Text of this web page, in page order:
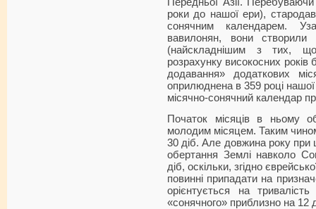
роки до нашої ери),
сонячним календарем.
вавилонян, вони створили
(найскладнішим з тих,
розрахунку високосних
додавання» додаткових
оприлюднена в 359 році
місячно-сонячний календар
Початок місяців в ньому
молодим місяцем. Таким
30 діб. Але довжина року при
обертання Землі навколо
діб, оскільки, згідно
повинні припадати на
орієнтується на
«сонячного» приблизно на 12